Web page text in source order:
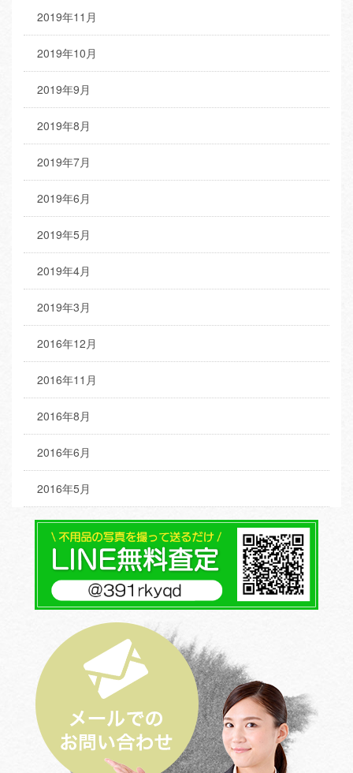
2019年11月
2019年10月
2019年9月
2019年8月
2019年7月
2019年6月
2019年5月
2019年4月
2019年3月
2016年12月
2016年11月
2016年8月
2016年6月
2016年5月